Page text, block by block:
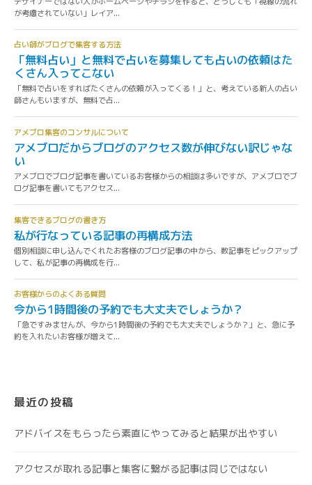
最近の投稿
アドバイスをもらったら素直にやってみると結果が出やすい
アクセスが取れる記事と集客に繋がる記事は同じではない